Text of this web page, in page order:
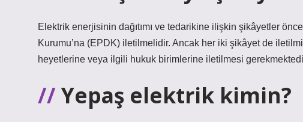
Elektrik enerjisinin dağıtımı ve tedarikine ilişkin şikâyetler
Kurumu’na (EPDK) iletilmelidir. Ancak her iki şikâyet de
heyetlerine veya ilgili hukuk birimlerine iletilmesi
Yepaş elektrik kimin?